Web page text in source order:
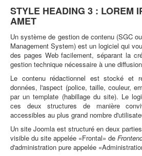
STYLE HEADING 3 : LOREM
AMET
Un système de gestion de contenu (SGC
Management System) est un logiciel qui
des pages Web facilement, séparant la
gestion technique nécessaire à une
Le contenu rédactionnel est stocké et
données, l'aspect (police, taille, couleur,
par un template (habillage du site). Le
ces deux structures de manière
accessibles au plus grand nombre
Un site Joomla est structuré en deux
visible du site appelée «Frontal» de
d'administration pure appelée